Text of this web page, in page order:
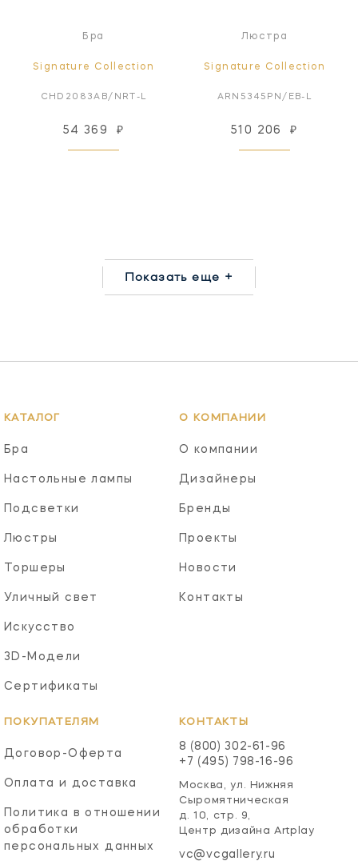
Бра
Signature Collection
CHD2083AB/NRT-L
54 369 ₽
Люстра
Signature Collection
ARN5345PN/EB-L
510 206 ₽
Показать еще +
КАТАЛОГ
Бра
Настольные лампы
Подсветки
Люстры
Торшеры
Уличный свет
Искусство
3D-Модели
Сертификаты
О КОМПАНИИ
О компании
Дизайнеры
Бренды
Проекты
Новости
Контакты
ПОКУПАТЕЛЯМ
Договор-Оферта
Оплата и доставка
Политика в отношении
обработки
персональных данных
КОНТАКТЫ
8 (800) 302-61-96
+7 (495) 798-16-96
Москва, ул. Нижняя
Сыромятническая
д. 10, стр. 9,
Центр дизайна Artplay
vc@vcgallery.ru